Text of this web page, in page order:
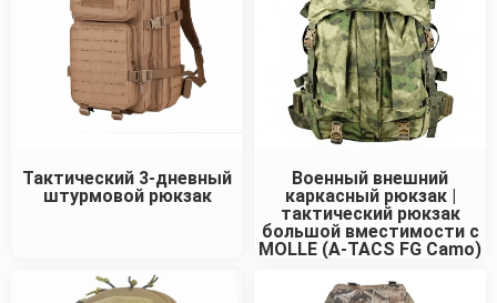
Тактический 3-дневный
штурмовой рюкзак
Военный внешний
каркасный рюкзак |
тактический рюкзак
большой вместимости с
MOLLE (A-TACS FG Camo)